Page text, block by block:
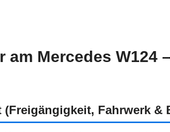
am Mercedes W124
Fahrwerk &